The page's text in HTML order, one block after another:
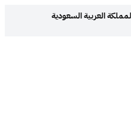
العربية السعودية
في المملكة العربية
تستخدم بروتوكول